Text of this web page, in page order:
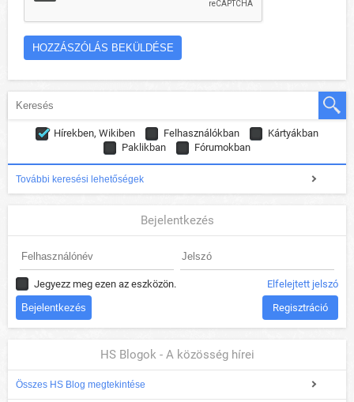
Hírekben, Wikiben Felhasználókban
Kártyákban
Paklikban
Fórumokban
További keresési lehetőségek
Bejelentkezés
Jegyezz meg ezen az eszközön. Elfelejtett jelszó
Regisztráció
HS Blogok - A közösség hírei
Összes HS Blog megtekintése